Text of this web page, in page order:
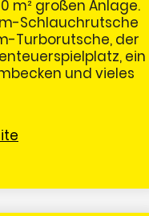
m² großen Anlage.
Schlauchrutsche
Turborutsche, der
ein
und vieles